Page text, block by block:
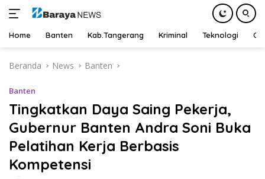
Home Banten Kab.Tangerang Kriminal Teknologi
Beranda News Banten
Banten
Tingkatkan Daya Saing Pekerja,
Gubernur Banten Andra Soni Buka
Pelatihan Kerja Berbasis
Kompetensi